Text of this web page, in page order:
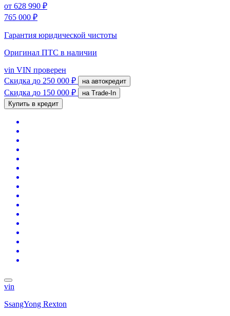
от 628 990 ₽
765 000 ₽
Гарантия юридической чистоты
Оригинал ПТС в наличии
vin VIN проверен
Скидка до 250 000 ₽ на автокредит
Скидка до 150 000 ₽
на Trade-In
Купить в кредит
vin
SsangYong Rexton